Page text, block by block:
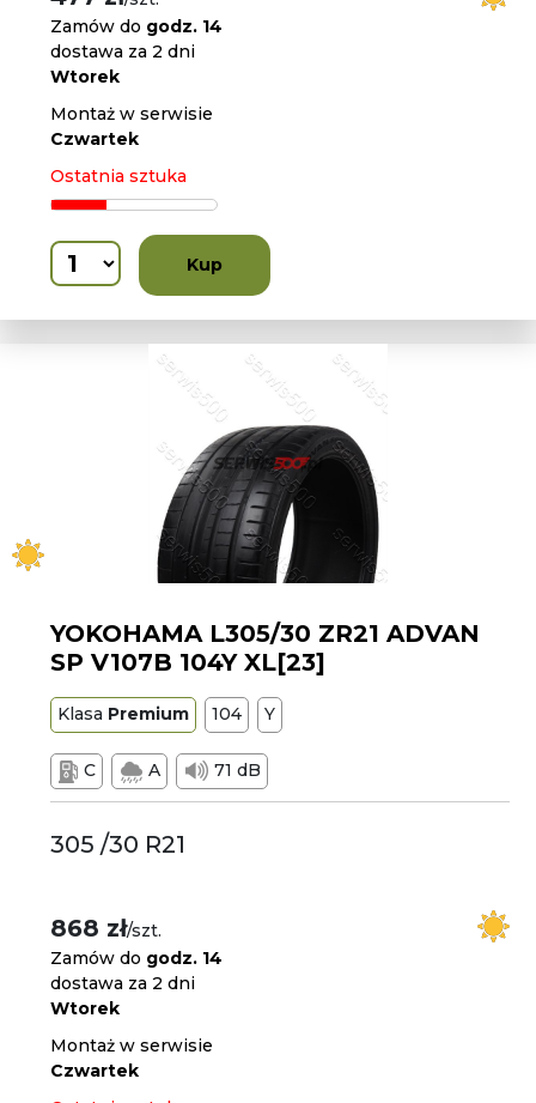
Zamów do godz. 14
dostawa za 2 dni
Wtorek
Montaż w serwisie
Czwartek
Ostatnia sztuka
Kup
YOKOHAMA L305/30 ZR21 ADVAN
SP V107B 104Y XL[23]
Klasa Premium 104 Y
C A 71 dB
305 /30 R21
868 zł/szt.
Zamów do godz. 14
dostawa za 2 dni
Wtorek
Montaż w serwisie
Czwartek